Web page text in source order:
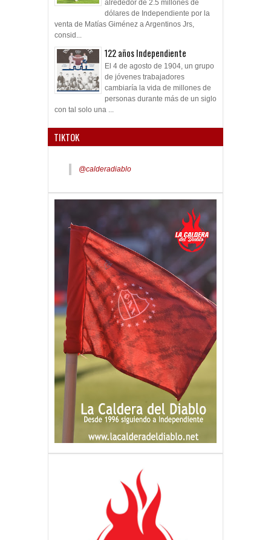
alrededor de 2.5 millones de
dólares de Independiente por la
venta de Matías Giménez a Argentinos Jrs,
consid...
122 años Independiente
El 4 de agosto de 1904, un grupo
de jóvenes trabajadores
cambiaría la vida de millones de
personas durante más de un siglo
con tal solo una ...
TIKTOK
@calderadiablo